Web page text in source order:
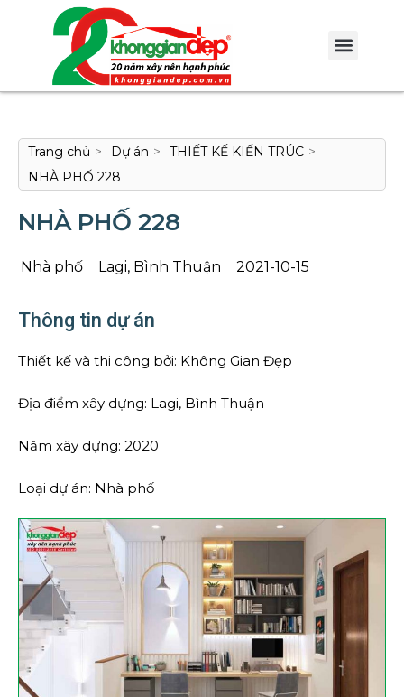
Trang chủ > Dự án > THIẾT KẾ KIẾN TRÚC >
NHÀ PHỐ 228
NHÀ PHỐ 228
Nhà phố Lagi, Bình Thuận 2021-10-15
Thông tin dự án
Thiết kế và thi công bởi: Không Gian Đẹp
Địa điểm xây dựng: Lagi, Bình Thuận
Năm xây dựng: 2020
Loại dự án: Nhà phố